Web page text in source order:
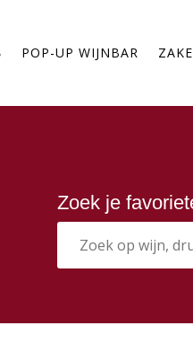
POP-UP WIJNBAR
Zoek je